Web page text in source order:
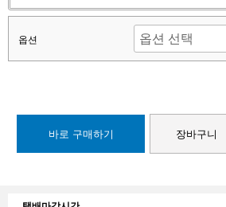
옵션
바로 구매하기 장바구니